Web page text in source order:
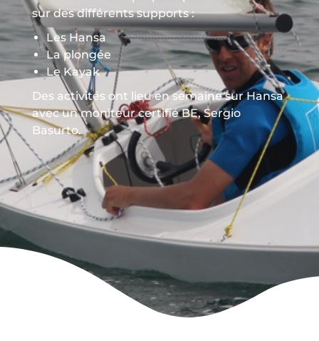
sur des différents supports :
Les Hansa
La plongée
Le Kayak
Des activités ont lieu en semaine sur Hansa
avec un moniteur certifié BE, Sergio
Basurto.